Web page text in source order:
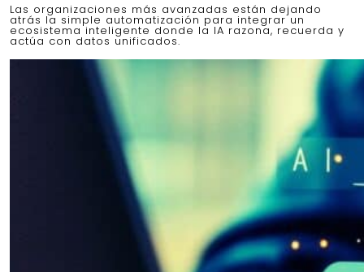
Las organizaciones más avanzadas están dejando
atrás la simple automatización para integrar un
ecosistema inteligente donde la IA razona, recuerda y
actúa con datos unificados.